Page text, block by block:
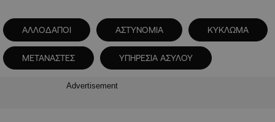
ΑΛΛΟΔΑΠΟΙ ΑΣΤΥΝΟΜΙΑ ΚΥΚΛΩΜΑ
ΜΕΤΑΝΑΣΤΕΣ ΥΠΗΡΕΣΙΑ ΑΣΥΛΟΥ
Advertisement